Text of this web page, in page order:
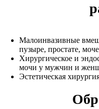
Малоинвазивные
пузыре, простате,
Хирургическое и
мочи у мужчин и
Эстетическая